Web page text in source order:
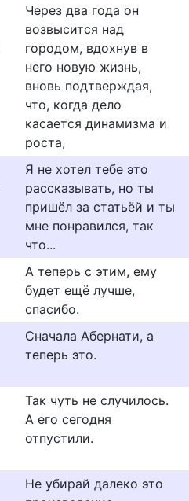
Через два года он
возвысится над
городом, вдохнув в
него новую жизнь,
вновь подтверждая,
что, когда дело
касается динамизма и
роста,
Я не хотел тебе это
рассказывать, но ты
пришёл за статьёй и ты
мне понравился, так
что...
А теперь с этим, ему
будет ещё лучше,
спасибо.
Сначала Абернати, а
теперь это.
Так чуть не случилось.
А его сегодня
отпустили.
Не убирай далеко это